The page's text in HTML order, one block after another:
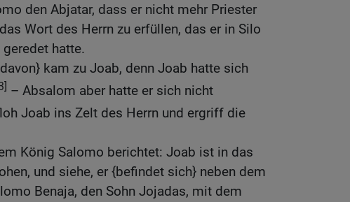
den Abjatar, dass er nicht mehr Priester
Wort des Herrn zu erfüllen, das er in Silo
hatte.
kam zu Joab, denn Joab hatte sich
– Absalom aber hatte er sich nicht
Joab ins Zelt des Herrn und ergriff die
König Salomo berichtet: Joab ist in das
und siehe, er {befindet sich} neben dem
Benaja, den Sohn Jojadas, mit dem